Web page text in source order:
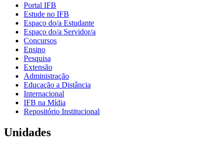
Portal IFB
Estude no IFB
Espaço do/a Estudante
Espaço do/a Servidor/a
Concursos
Ensino
Pesquisa
Extensão
Administração
Educação a Distância
Internacional
IFB na Mídia
Repositório Institucional
Unidades